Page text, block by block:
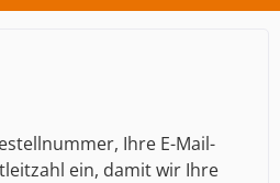
Ihre E-Mail-
ein, damit wir Ihre